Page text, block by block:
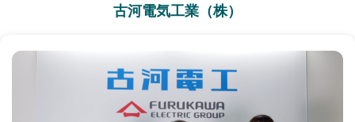
古河電気工業（株）